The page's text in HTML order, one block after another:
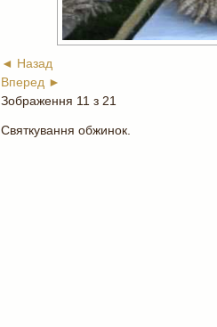
◄ Назад
Вперед ►
Зображення 11 з 21
Святкування обжинок.